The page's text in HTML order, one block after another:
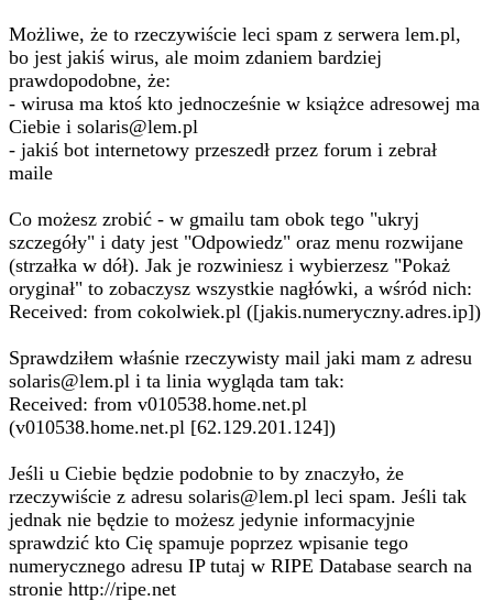
Możliwe, że to rzeczywiście leci spam z serwera lem.pl,
bo jest jakiś wirus, ale moim zdaniem bardziej
prawdopodobne, że:
- wirusa ma ktoś kto jednocześnie w książce adresowej ma
Ciebie i solaris@lem.pl
- jakiś bot internetowy przeszedł przez forum i zebrał
maile
Co możesz zrobić - w gmailu tam obok tego "ukryj
szczegóły" i daty jest "Odpowiedz" oraz menu rozwijane
(strzałka w dół). Jak je rozwiniesz i wybierzesz "Pokaż
oryginał" to zobaczysz wszystkie nagłówki, a wśród nich:
Received: from cokolwiek.pl ([jakis.numeryczny.adres.ip])
Sprawdziłem właśnie rzeczywisty mail jaki mam z adresu
solaris@lem.pl i ta linia wygląda tam tak:
Received: from v010538.home.net.pl
(v010538.home.net.pl [62.129.201.124])
Jeśli u Ciebie będzie podobnie to by znaczyło, że
rzeczywiście z adresu solaris@lem.pl leci spam. Jeśli tak
jednak nie będzie to możesz jedynie informacyjnie
sprawdzić kto Cię spamuje poprzez wpisanie tego
numerycznego adresu IP tutaj w RIPE Database search na
stronie http://ripe.net